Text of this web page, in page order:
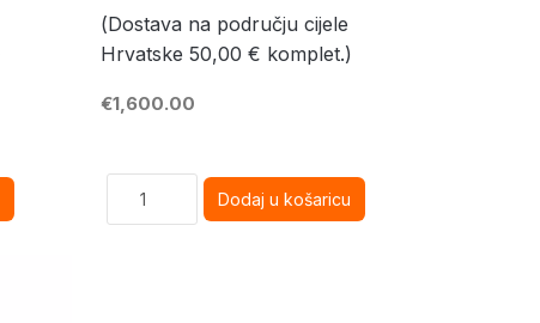
(Dostava na području cijele
Hrvatske 50,00 € komplet.)
€1,600.00